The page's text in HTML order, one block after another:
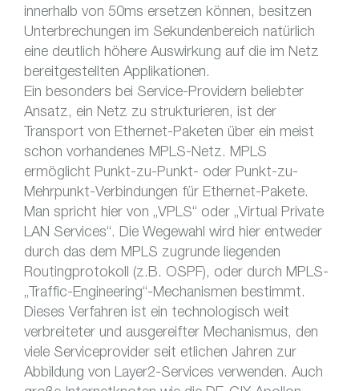
innerhalb von 50ms ersetzen können, besitzen
Unterbrechungen im Sekundenbereich natürlich
eine deutlich höhere Auswirkung auf die im Netz
bereitgestellten Applikationen.
Ein besonders bei Service-Providern beliebter
Ansatz, ein Netz zu strukturieren, ist der
Transport von Ethernet-Paketen über ein meist
schon vorhandenes MPLS-Netz. MPLS
ermöglicht Punkt-zu-Punkt- oder Punkt-zu-
Mehrpunkt-Verbindungen für Ethernet-Pakete.
Man spricht hier von „VPLS“ oder „Virtual Private
LAN Services“. Die Wegewahl wird hier entweder
durch das dem MPLS zugrunde liegenden
Routingprotokoll (z.B. OSPF), oder durch MPLS-
„Traffic-Engineering“-Mechanismen bestimmt.
Dieses Verfahren ist ein technologisch weit
verbreiteter und ausgereifter Mechanismus, den
viele Serviceprovider seit etlichen Jahren zur
Abbildung von Layer2-Services verwenden. Auch